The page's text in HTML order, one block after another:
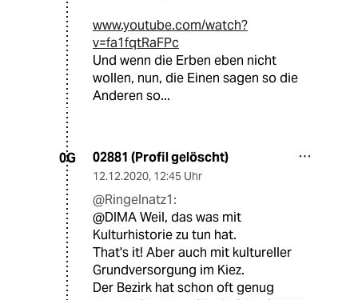
www.youtube.com/watch?
v=fa1fqtRaFPc
Und wenn die Erben eben nicht
wollen, nun, die Einen sagen so die
Anderen so...
0G 02881 (Profil gelöscht)
12.12.2020, 12:45 Uhr
@Ringelnatz1:
@DIMA Weil, das was mit
Kulturhistorie zu tun hat.
That's it! Aber auch mit kultureller
Grundversorgung im Kiez.
Der Bezirk hat schon oft genug